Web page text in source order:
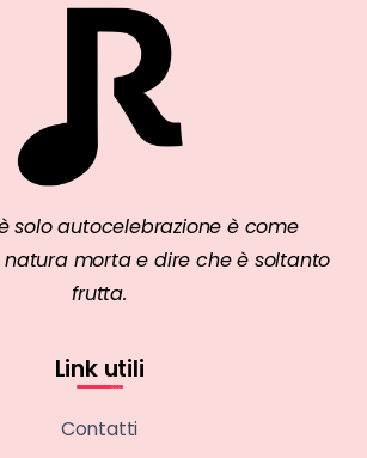
solo autocelebrazione è come
morta e dire che è soltanto
frutta.
Link utili
Contatti